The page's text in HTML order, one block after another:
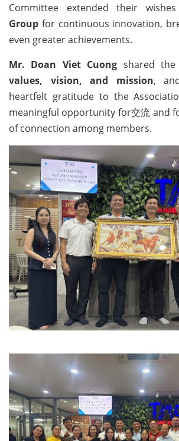
Committee extended their
Group for continuous innovation,
even greater achievements.
Mr. Doan Viet Cuong shared
values, vision, and mission,
heartfelt gratitude to the
meaningful opportunity for交流 and
of connection among members.